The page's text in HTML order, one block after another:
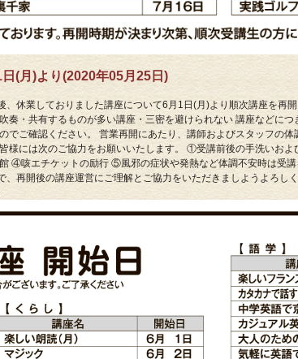
(月)より(2020年05月25日)
休業しておりました講座について6月1日(月)より順次講座を再
奏・共有するものが多い講座・三密を避けられない 講座などに
でご確認ください。 営業再開にあたり、講師およびスタッフの
様には次のご協力をお願いいたします。 ①受講前後の手洗いお
④咳エチケットの励行 ⑤風邪の症状や発熱など体調不安時は受
再開後の講座運営にご理解とご協力をいただきましようよろし